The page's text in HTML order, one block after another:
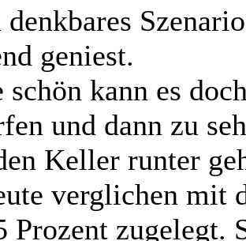
geniest.
kann es
und dann zu
Keller runter
verglichen mit
Prozent zugelegt.